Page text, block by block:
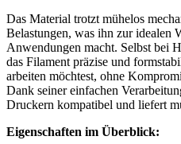
Das Material trotzt mühelos
Belastungen, was ihn zur idealen
Anwendungen macht. Selbst bei
das Filament präzise und
arbeiten möchtest, ohne
Dank seiner einfachen
Druckern kompatibel und liefert
Eigenschaften im Überblick: